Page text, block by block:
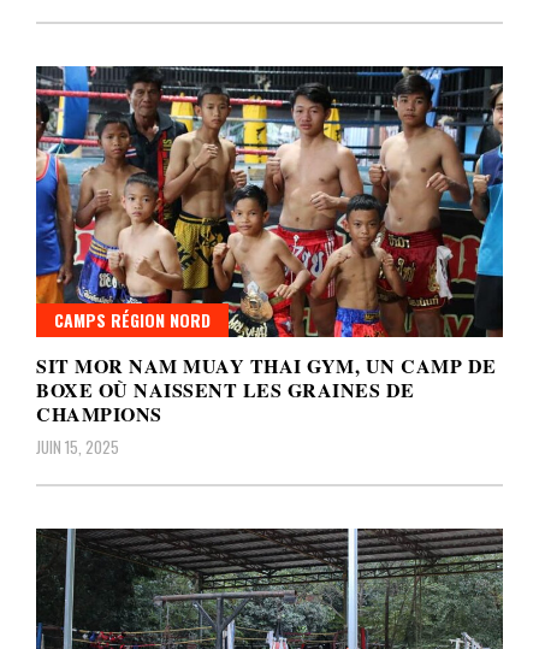
CAMPS RÉGION NORD
SIT MOR NAM MUAY THAI GYM, UN CAMP DE
BOXE OÙ NAISSENT LES GRAINES DE
CHAMPIONS
JUIN 15, 2025